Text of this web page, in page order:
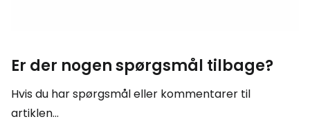
Er der nogen spørgsmål tilbage?
Hvis du har spørgsmål eller kommentarer til
artiklen...